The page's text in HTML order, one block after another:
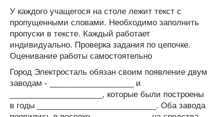
У каждого учащегося на столе лежит текст с
пропущенными словами. Необходимо заполнить
пропуски в тексте. Каждый работает
индивидуально. Проверка задания по цепочке.
Оценивание работы самостоятельно
Город Электросталь обязан своим появление двум
заводам - ___________________ и
_____________________, которые были построены
в годы ___________________________. Оба завода